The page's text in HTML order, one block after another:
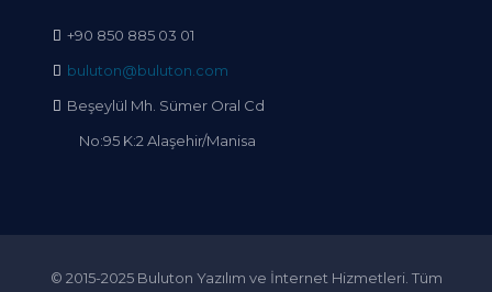
+90 850 885 03 01
buluton@buluton.com
Beşeylül Mh. Sümer Oral Cd
No:95 K:2 Alaşehir/Manisa
© 2015-2025 Buluton Yazılım ve İnternet Hizmetleri. Tüm